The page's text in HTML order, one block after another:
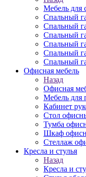
Мебель для
Спальный
Спальный
Спальный
Спальный
Спальный
Спальный
Офисная мебель
Назад
Офисная
Мебель для
Кабинет
Стол
Тумба
Шкаф
Стеллаж
Кресла и стулья
Назад
Кресла и